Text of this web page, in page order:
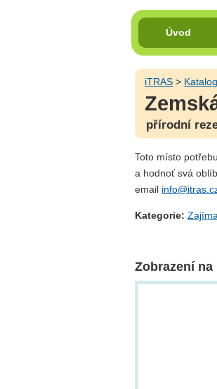
Úvod
iTRAS > Katalog
přírodní
Toto místo
a hodnoť svá
email
Kategorie:
Zobrazení na